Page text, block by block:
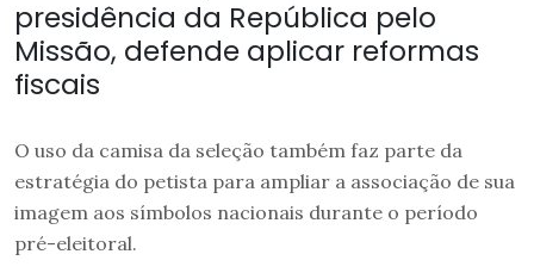
presidência da República pelo
Missão, defende aplicar reformas
fiscais
O uso da camisa da seleção também faz parte da
estratégia do petista para ampliar a associação de sua
imagem aos símbolos nacionais durante o período
pré-eleitoral.